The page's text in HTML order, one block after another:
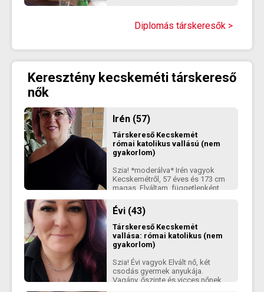
Diplomás társkeresők >
Keresztény kecskeméti társkereső
nők
Irén (57)
Társkereső Kecskemét
római katolikus vallású (nem
gyakorlom)
Szia! *moderálva* Irén vagyok
Kecskemétről, 57 éves és 173 cm
magas. Elváltam, függetlenként
Évi (43)
Társkereső Kecskemét
vallása: római katolikus (nem
gyakorlom)
Szia! Évi vagyok Elvált nő, két
csodás gyermek anyukája.
Vagány, őszinte és vicces nőnek